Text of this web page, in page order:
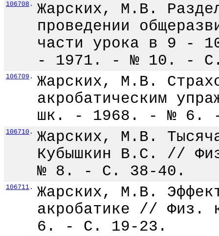
106708 .
Жарских, М.В.
проведении
части урока в 9 -
- 1971. - № 10. -
106709 .
Жарских, М.В.
акробатическим
шк. - 1968. - № 6.
106710 .
Жарских, М.В.
Кубышкин В.С. //
№ 8. - С. 38-40.
106711 .
Жарских, М.В.
акробатике //
6. - С. 19-23.